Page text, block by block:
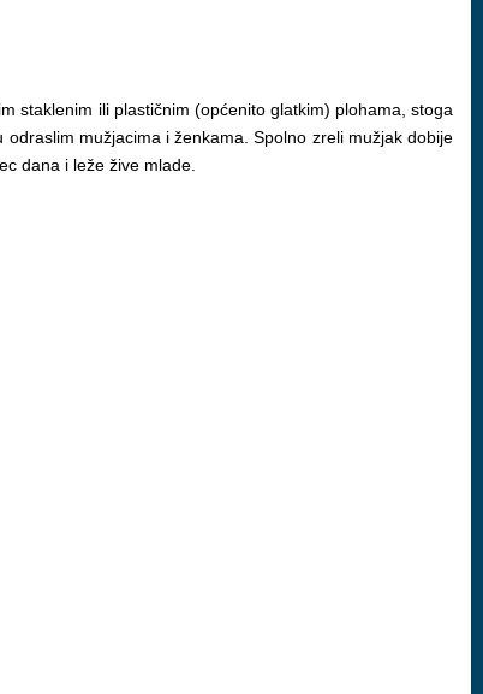
staklenim ili plastičnim (općenito glatkim) plohama, stoga
mužjacima i ženkama. Spolno zreli mužjak dobije
dana i leže žive mlade.